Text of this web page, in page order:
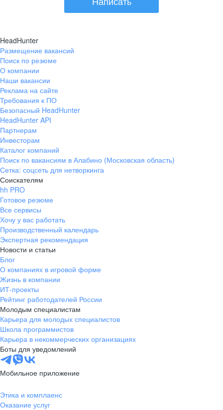
Написать
HeadHunter
Размещение вакансий
Поиск по резюме
О компании
Наши вакансии
Реклама на сайте
Требования к ПО
Безопасный HeadHunter
HeadHunter API
Партнерам
Инвесторам
Каталог компаний
Поиск по вакансиям в Алабино (Московская область)
Сетка: соцсеть для нетворкинга
Соискателям
hh PRO
Готовое резюме
Все сервисы
Хочу у вас работать
Производственный календарь
Экспертная рекомендация
Новости и статьи
Блог
О компаниях в игровой форме
Жизнь в компании
ИТ-проекты
Рейтинг работодателей России
Молодым специалистам
Карьера для молодых специалистов
Школа программистов
Карьера в некоммерческих организациях
Боты для уведомлений
Мобильное приложение
Этика и комплаенс
Оказание услуг